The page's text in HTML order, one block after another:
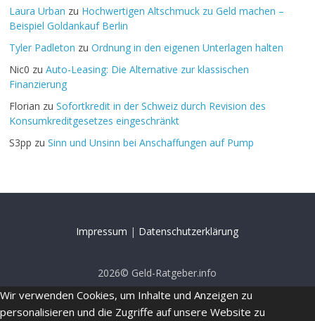
Laura Urban zu Hochwertigen Altschmuck zu Geld machen –
Beispiel Goldankauf Berlin
Tyler Padleton zuOrdnung in den eigenen Unterlagen halten
Nic0 zuAuto-Leasing: Die Alternative zur klassischen
Finanzierung
Florian zuSofortkredit in der Schweiz durch Revision des
Konsumkreditgesetzes eingeschränkt
S3pp zuSinn und Unsinn bei Anschaffungen auf Pump
Impressum | Datenschutzerklärung
2026© Geld-Ratgeber.info
Wir verwenden Cookies, um Inhalte und Anzeigen zu
personalisieren und die Zugriffe auf unsere Website zu